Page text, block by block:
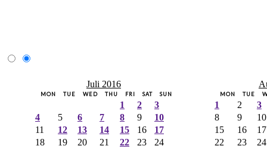
Juli 2016
MON TUE WED THU FRI SAT SUN
1 2
3
4
5 6 7 8 9
10
11
12 13 14 15 16
17
18
19 20 21 22 23
24
MON TUE
1 2
3
8
9
10
15
16
17
22
23
24